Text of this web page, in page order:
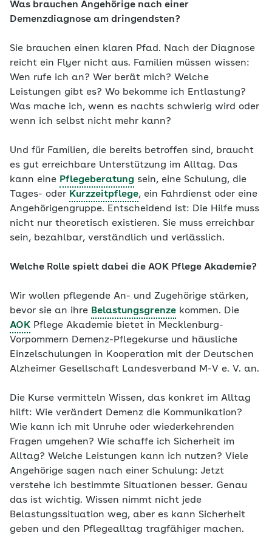
Was brauchen Angehörige nach einer
Demenzdiagnose am dringendsten?
Sie brauchen einen klaren Pfad. Nach der Diagnose
reicht ein Flyer nicht aus. Familien müssen wissen:
Wen rufe ich an? Wer berät mich? Welche
Leistungen gibt es? Wo bekomme ich Entlastung?
Was mache ich, wenn es nachts schwierig wird oder
wenn ich selbst nicht mehr kann?
Und für Familien, die bereits betroffen sind, braucht
es gut erreichbare Unterstützung im Alltag. Das
kann eine Pflegeberatung sein, eine Schulung, die
Tages- oder Kurzzeitpflege, ein Fahrdienst oder eine
Angehörigengruppe. Entscheidend ist: Die Hilfe muss
nicht nur theoretisch existieren. Sie muss erreichbar
sein, bezahlbar, verständlich und verlässlich.
Welche Rolle spielt dabei die AOK Pflege Akademie?
Wir wollen pflegende An- und Zugehörige stärken,
bevor sie an ihre Belastungsgrenze kommen. Die
AOK Pflege Akademie bietet in Mecklenburg-
Vorpommern Demenz-Pflegekurse und häusliche
Einzelschulungen in Kooperation mit der Deutschen
Alzheimer Gesellschaft Landesverband M-V e. V. an.
Die Kurse vermitteln Wissen, das konkret im Alltag
hilft: Wie verändert Demenz die Kommunikation?
Wie kann ich mit Unruhe oder wiederkehrenden
Fragen umgehen? Wie schaffe ich Sicherheit im
Alltag? Welche Leistungen kann ich nutzen? Viele
Angehörige sagen nach einer Schulung: Jetzt
verstehe ich bestimmte Situationen besser. Genau
das ist wichtig. Wissen nimmt nicht jede
Belastungssituation weg, aber es kann Sicherheit
geben und den Pflegealltag tragfähiger machen.